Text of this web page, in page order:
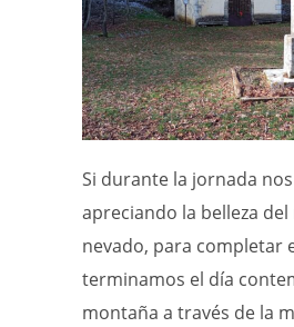
Si durante la jornada
apreciando la belleza
nevado, para completar
terminamos el día
montaña a través de la